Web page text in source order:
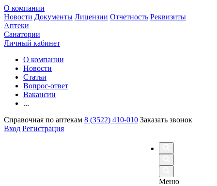
О компании
Новости Документы Лицензии Отчетность Реквизиты
Аптеки
Санатории
Личный кабинет
О компании
Новости
Статьи
Вопрос-ответ
Вакансии
...
Справочная по аптекам 8 (3522) 410-010 Заказать звонок
Вход Регистрация
Меню